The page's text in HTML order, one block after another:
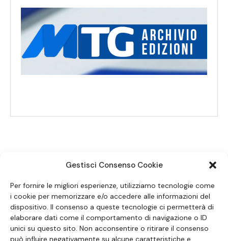
Gestisci Consenso Cookie
Per fornire le migliori esperienze, utilizziamo tecnologie come
i cookie per memorizzare e/o accedere alle informazioni del
dispositivo. Il consenso a queste tecnologie ci permetterà di
elaborare dati come il comportamento di navigazione o ID
unici su questo sito. Non acconsentire o ritirare il consenso
può influire negativamente su alcune caratteristiche e
SEGUICI SUI SOCIAL